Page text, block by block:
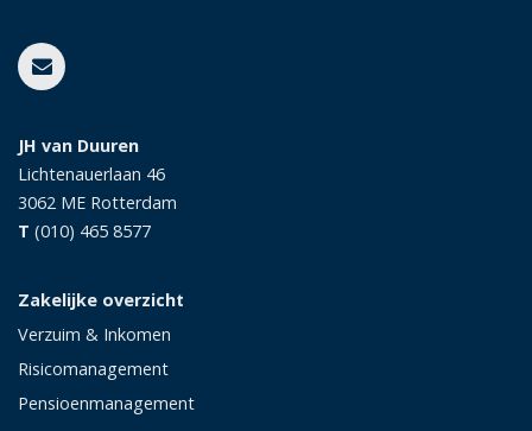
JH van Duuren
Lichtenauerlaan 46
3062 ME Rotterdam
T (010) 465 8577
Zakelijke overzicht
Verzuim & Inkomen
Risicomanagement
Pensioenmanagement